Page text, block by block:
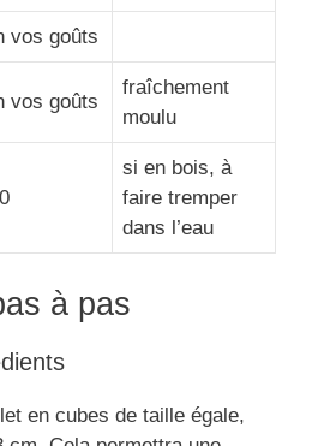
vos goûts
vos goûts
fraîchement
moulu
si en bois, à
faire tremper
dans l’eau
à pas
en cubes de taille égale,